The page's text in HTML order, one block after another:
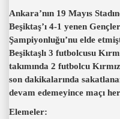
Ankara’nın 19 Mayıs
Beşiktaş’ı 4-1 yenen
Şampiyonluğu’nu elde
Beşiktaşlı 3 futbolcusu
takımında 2 futbolcu
son dakikalarında
devam edemeyince maçı
Elemeler: